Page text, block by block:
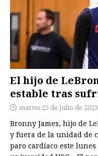
El hijo de
estable tras
martes 25 de julio de 2023
Bronny James, hijo de
y fuera de la unidad de
paro cardíaco este